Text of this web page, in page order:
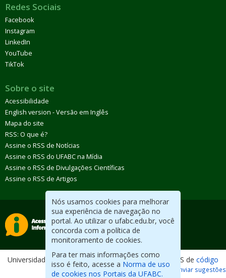
Nós usamos cookies para melhorar
sua experiência de navegação no
portal. Ao utilizar o ufabc.edu.br, você
concorda com a política de
monitoramento de cookies.
Para ter mais informações como
isso é feito, acesse a Norma de uso
de cookies nos Portais da UFABC.
Redes Sociais
Facebook
Instagram
LinkedIn
YouTube
TikTok
Sobre o site
Acessibilidade
English version - Versão em Inglês
Mapa do site
RSS: O que é?
Assine o RSS de Notícias
Assine o RSS do UFABC na Mídia
Assine o RSS de Divulgações Científicas
Assine o RSS de Artigos
Universidade Federal do ABC. Desenvolvido com CMS de código
aberto. Reportar erros / Enviar sugestões